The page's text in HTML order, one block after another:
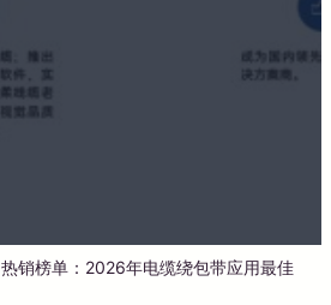
热销榜单：2026年电缆绕包带应用最佳